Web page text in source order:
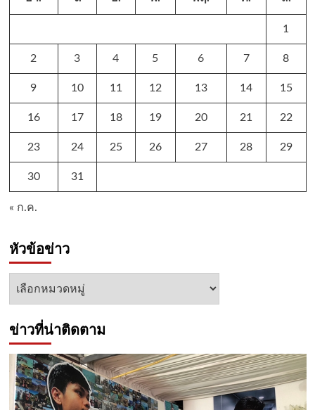
1
2 3 4 5 6 7 8
9 10 11 12 13 14 15
16 17 18 19 20 21 22
23 24 25 26 27 28 29
30 31
« ก.ค.
หัวข้อข่าว
หัวข้อ
ข่าวที่น่าติดตาม